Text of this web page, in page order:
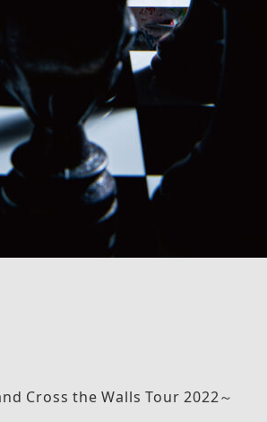
Cross the Walls Tour 2022～